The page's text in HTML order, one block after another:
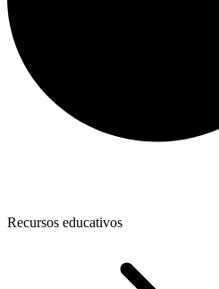
Recursos educativos